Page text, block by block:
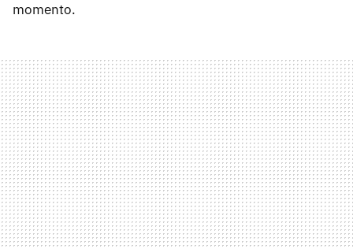
momento.